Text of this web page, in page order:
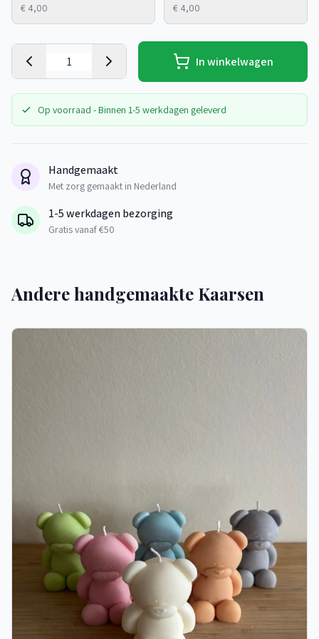
€ 4,00 € 4,00
In winkelwagen
Op voorraad - Binnen 1-5 werkdagen geleverd
Handgemaakt
Met zorg gemaakt in Nederland
1-5 werkdagen bezorging
Gratis vanaf €50
Andere handgemaakte Kaarsen